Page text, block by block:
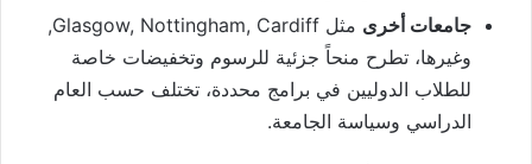
جامعات أخرى
مثل Glasgow, Nottingham, Cardiff,
وغيرها، تطرح منحاً جزئية للرسوم وتخفيضات خاصة
للطلاب الدوليين في برامج محددة، تختلف حسب العام
الدراسي وسياسة الجامعة.